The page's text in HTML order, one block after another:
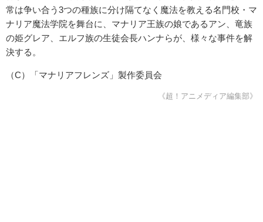
常は争い合う3つの種族に分け隔てなく魔法を教える名門校・マ
ナリア魔法学院を舞台に、マナリア王族の娘であるアン、竜族
の姫グレア、エルフ族の生徒会長ハンナらが、様々な事件を解
決する。
（C）「マナリアフレンズ」製作委員会
《超！アニメディア編集部》